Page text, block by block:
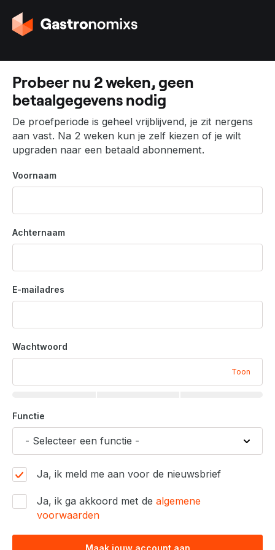
G
a
a
a
r
d
e
h
o
e
p
g
i
n
Probeer nu 2 weken, geen
betaalgegevens nodig
De proefperiode is geheel vrijblijvend, je zit nergens
aan vast. Na 2 weken kun je zelf kiezen of je wilt
upgraden naar een betaald abonnement.
Voornaam
Achternaam
E-mailadres
Wachtwoord
Toon
Functie
Ja, ik meld me aan voor de nieuwsbrief
Ja, ik ga akkoord met de algemene
voorwaarden
Maak jouw account aan